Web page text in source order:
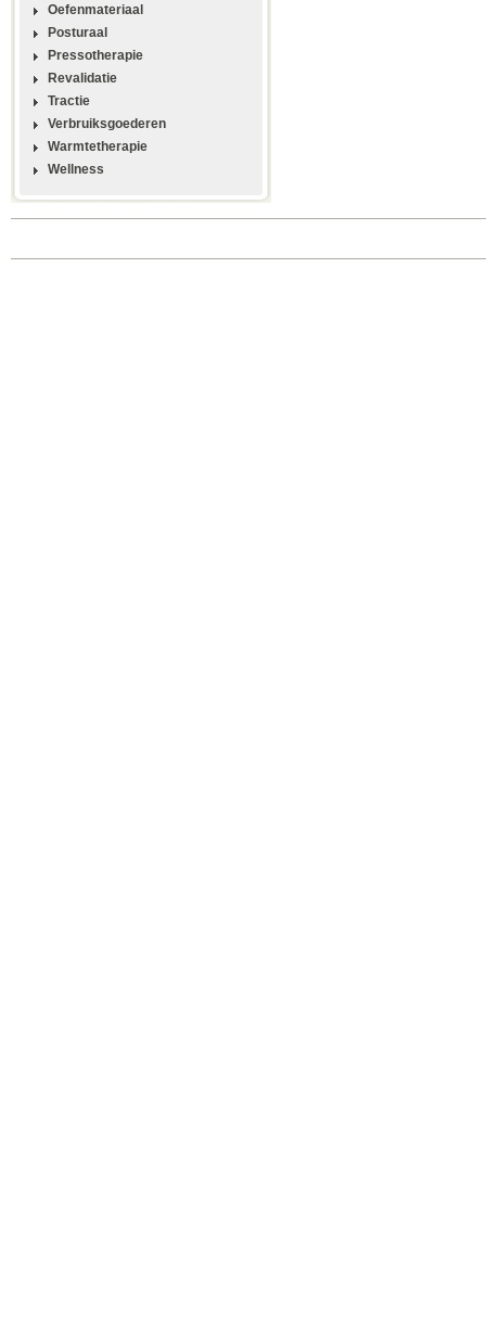
Oefenmateriaal
Posturaal
Pressotherapie
Revalidatie
Tractie
Verbruiksgoederen
Warmtetherapie
Wellness